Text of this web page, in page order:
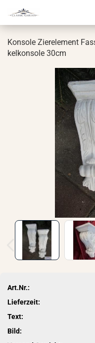
Kon­so­le Zier­ele­ment
kel­kon­so­le 30cm
Art.Nr.:
Lieferzeit:
Text:
Bild: